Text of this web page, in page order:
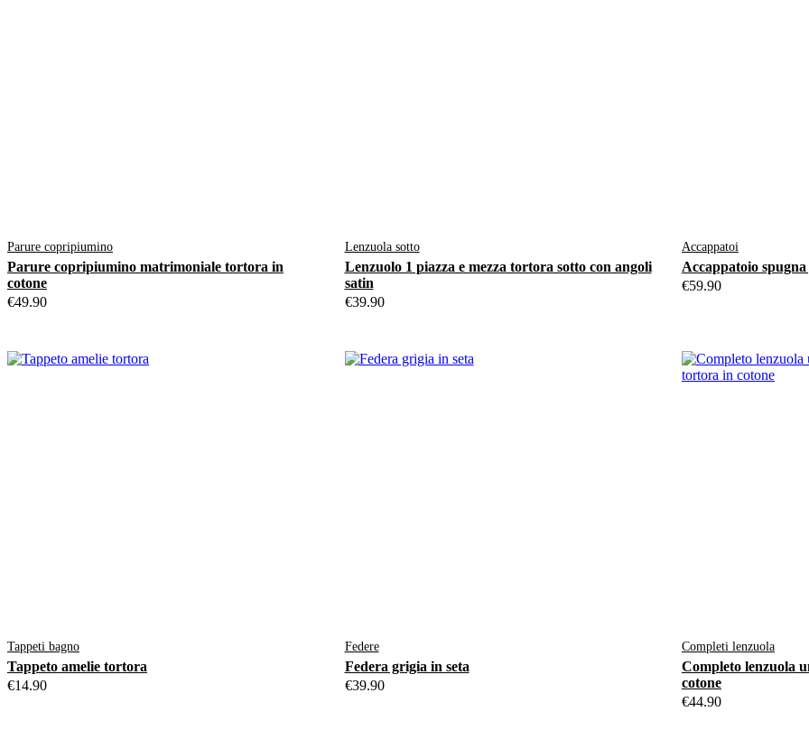
Parure copripiumino
Parure copripiumino matrimoniale tortora in
cotone
€49.90
Lenzuola sotto
Lenzuolo 1 piazza e mezza tortora sotto con angoli
satin
€39.90
Accappatoi
Accappatoio
€59.90
Tappeti bagno
Tappeto amelie tortora
€14.90
Federe
Federa grigia in seta
€39.90
Completi lenzuola
Completo lenzuola
cotone
€44.90